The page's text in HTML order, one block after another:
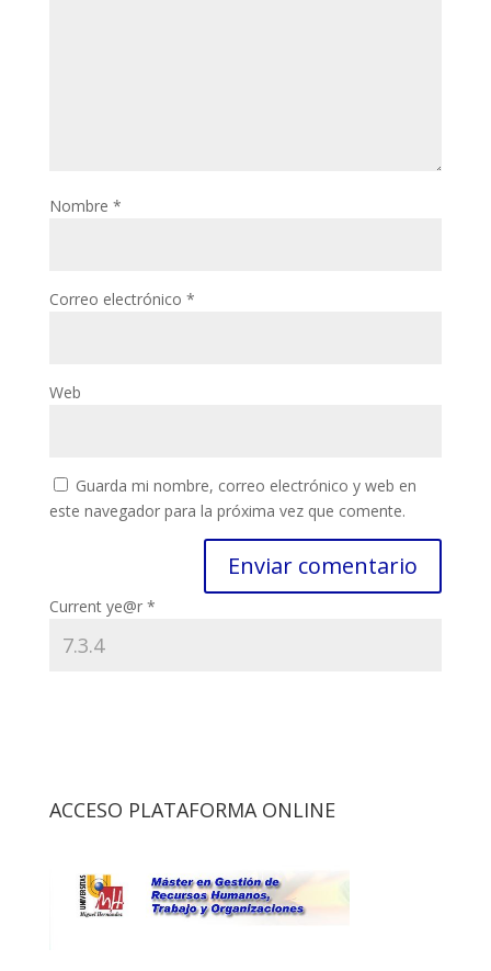
Nombre *
Correo electrónico *
Web
Guarda mi nombre, correo electrónico y web en
este navegador para la próxima vez que comente.
Current ye@r *
ACCESO PLATAFORMA ONLINE